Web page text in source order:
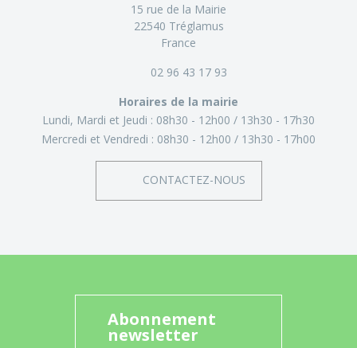
15 rue de la Mairie
22540 Tréglamus
France
02 96 43 17 93
Horaires de la mairie
Lundi, Mardi et Jeudi : 08h30 - 12h00
13h30 - 17h30
Mercredi et Vendredi : 08h30 - 12h00 13h30 - 17h00
CONTACTEZ-NOUS
Abonnement
newsletter